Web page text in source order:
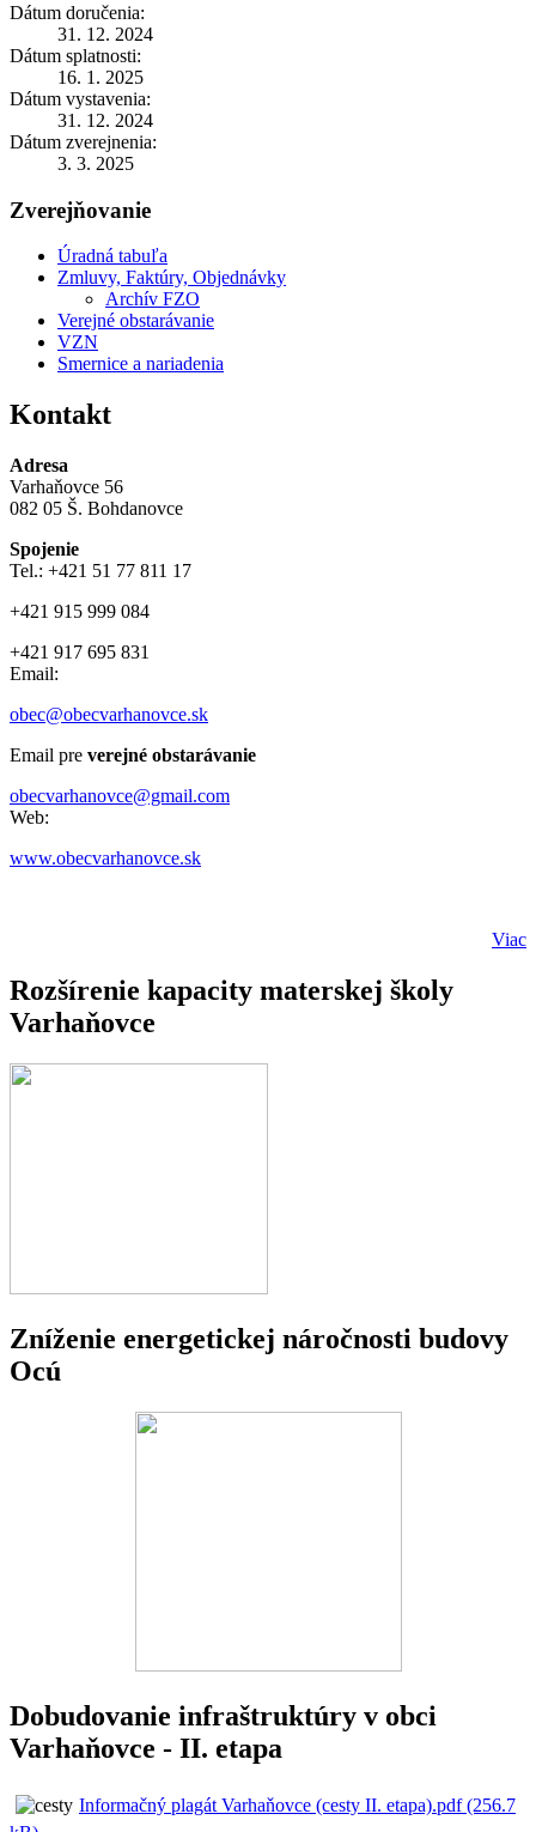
Dátum doručenia:
31. 12. 2024
Dátum splatnosti:
16. 1. 2025
Dátum vystavenia:
31. 12. 2024
Dátum zverejnenia:
3. 3. 2025
Zverejňovanie
Úradná tabuľa
Zmluvy, Faktúry, Objednávky
Archív FZO
Verejné obstarávanie
VZN
Smernice a nariadenia
Kontakt
Adresa
Varhaňovce 56
082 05 Š. Bohdanovce
Spojenie
Tel.: +421 51 77 811 17
+421 915 999 084
+421 917 695 831
Email:
obec@obecvarhanovce.sk
Email pre verejné obstarávanie
obecvarhanovce@gmail.com
Web:
www.obecvarhanovce.sk
Viac
Rozšírenie kapacity materskej školy
Varhaňovce
Zníženie energetickej náročnosti budovy
Ocú
Dobudovanie infraštruktúry v obci
Varhaňovce - II. etapa
Informačný plagát Varhaňovce (cesty II. etapa).pdf (256.7